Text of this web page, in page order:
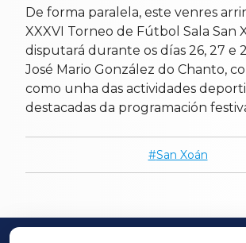
De forma paralela, este venres
XXXVI Torneo de Fútbol Sala San
disputará durante os días 26, 27 e
José Mario González do Chanto,
como unha das actividades
destacadas da programación
San Xoán